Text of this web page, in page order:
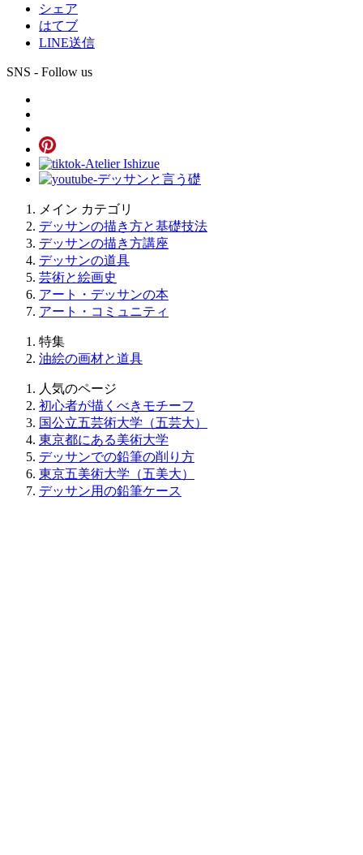
シェア
はてブ
LINE送信
SNS - Follow us
メイン カテゴリ
デッサンの描き方と基礎技法
デッサンの描き方講座
デッサンの道具
芸術と絵画史
アート・デッサンの本
アート・コミュニティ
特集
油絵の画材と道具
人気のページ
初心者が描くべきモチーフ
国公立五芸術大学（五芸大）
東京都にある美術大学
デッサンでの鉛筆の削り方
東京五美術大学（五美大）
デッサン用の鉛筆ケース